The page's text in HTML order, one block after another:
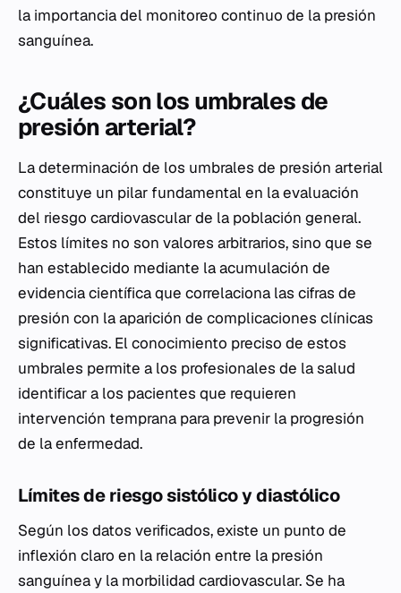
la importancia del monitoreo continuo de la presión
sanguínea.
¿Cuáles son los umbrales de
presión arterial?
La determinación de los umbrales de presión arterial
constituye un pilar fundamental en la evaluación
del riesgo cardiovascular de la población general.
Estos límites no son valores arbitrarios, sino que se
han establecido mediante la acumulación de
evidencia científica que correlaciona las cifras de
presión con la aparición de complicaciones clínicas
significativas. El conocimiento preciso de estos
umbrales permite a los profesionales de la salud
identificar a los pacientes que requieren
intervención temprana para prevenir la progresión
de la enfermedad.
Límites de riesgo sistólico y diastólico
Según los datos verificados, existe un punto de
inflexión claro en la relación entre la presión
sanguínea y la morbilidad cardiovascular. Se ha